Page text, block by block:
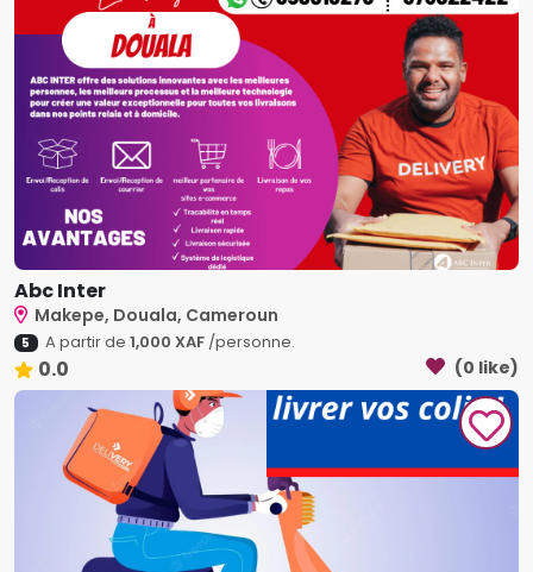
Abc Inter
Makepe, Douala, Cameroun
5 A partir de 1,000 XAF/personne.
0.0 (0 like)